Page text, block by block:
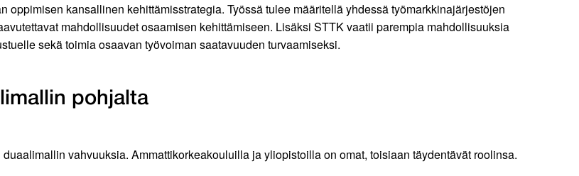
kansallinen kehittämisstrategia. Työssä tulee määritellä yhdessä työmarkkinajärjestöjen
mahdollisuudet osaamisen kehittämiseen. Lisäksi STTK vaatii parempia mahdollisuuksia
sekä toimia osaavan työvoiman saatavuuden turvaamiseksi.
pohjalta
vahvuuksia. Ammattikorkeakouluilla ja yliopistoilla on omat, toisiaan täydentävät roolinsa.